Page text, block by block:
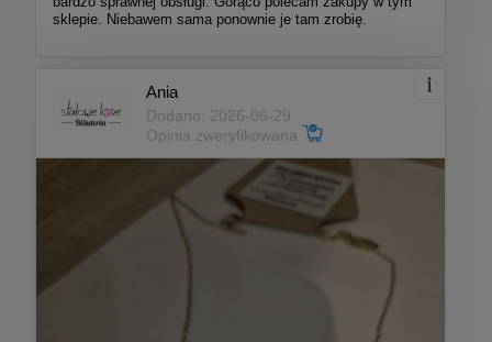
sklepie. Niebawem sama ponownie je tam zrobię.
Ania
Dodano: 2026-06-29
Opinia zweryfikowana